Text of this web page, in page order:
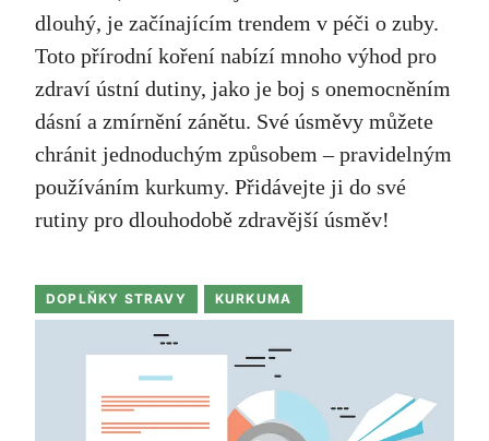
dlouhý, je začínajícím trendem v péči o zuby.
Toto přírodní koření nabízí mnoho výhod pro
zdraví ústní dutiny, jako je boj s onemocněním
dásní a zmírnění zánětu. Své úsměvy můžete
chránit jednoduchým způsobem – pravidelným
používáním kurkumy. Přidávejte ji do své
rutiny pro dlouhodobě zdravější úsměv!
DOPLŇKY STRAVY KURKUMA